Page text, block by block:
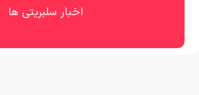
اخبار سلبریتی ها